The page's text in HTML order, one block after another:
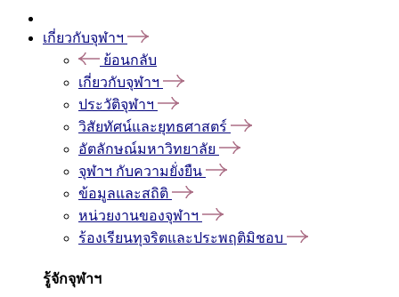
เกี่ยวกับจุฬาฯ
ย้อนกลับ
เกี่ยวกับจุฬาฯ
ประวัติจุฬาฯ
วิสัยทัศน์และยุทธศาสตร์
อัตลักษณ์มหาวิทยาลัย
จุฬาฯ กับความยั่งยืน
ข้อมูลและสถิติ
หน่วยงานของจุฬาฯ
ร้องเรียนทุจริตและประพฤติมิชอบ
รู้จักจุฬาฯ